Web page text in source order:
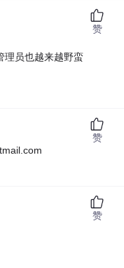
理员也越来越野蛮
赞
赞
赞